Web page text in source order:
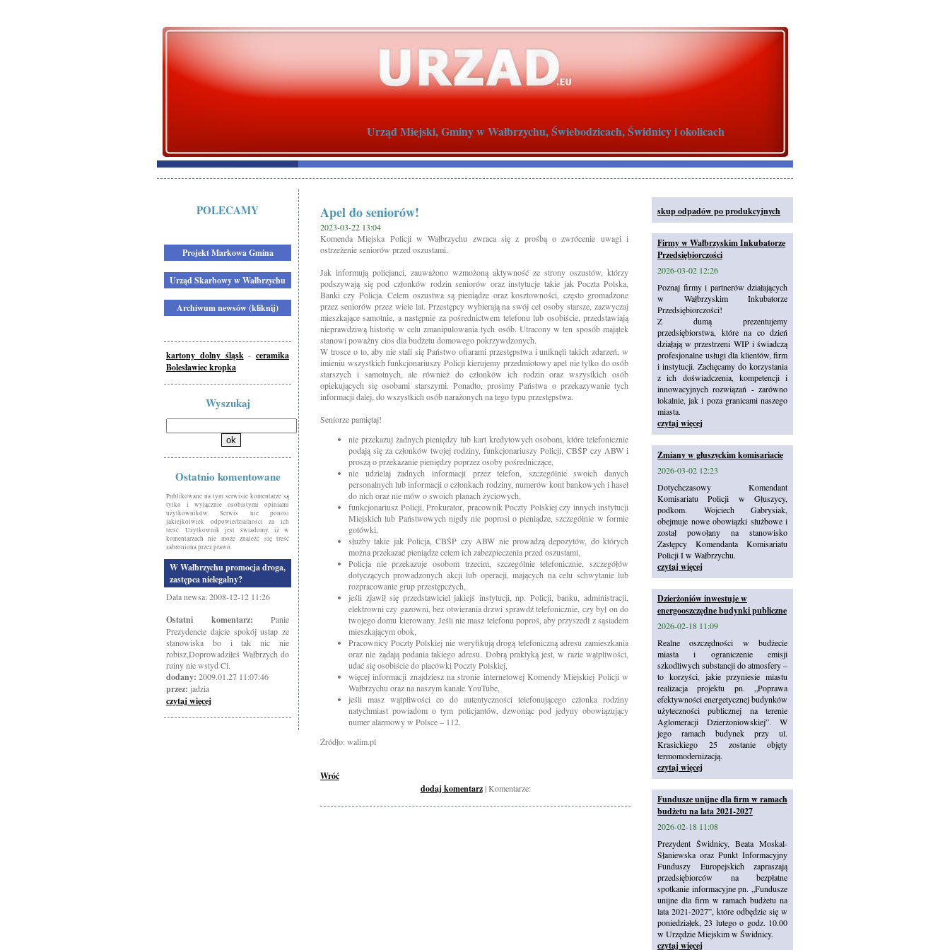
Urząd Miejski, Gminy w Wałbrzychu, Świebodzicach, Świdnicy i okolicach
POLECAMY
Projekt Markowa Gmina
Urząd Skarbowy w Wałbrzychu
Archiwum newsów (kliknij)
kartony dolny śląsk - ceramika
Bolesławiec kropka
Wyszukaj
Ostatnio komentowane
Publikowane na tym serwisie komentarze są
tylko i wyłącznie osobistymi opiniami
użytkowników. Serwis nie ponosi
jakiejkolwiek odpowiedzialności za ich
treść. Użytkownik jest świadomy, iż w
komentarzach nie może znaleźć się treść
zabroniona przez prawo.
W Wałbrzychu promocja droga,
zastępca nielegalny?
Data newsa: 2008-12-12 11:26
Ostatni komentarz: Panie
Prezydencie dajcie spokój ustap ze
stanowiska bo i tak nic nie
robisz,Doprowadziłeś Wałbrzych do
ruiny nie wstyd Ci.
dodany: 2009.01.27 11:07:46
przez: jadzia
czytaj więcej
Apel do seniorów!
2023-03-22 13:04
Komenda Miejska Policji w Wałbrzychu zwraca się z prośbą o zwrócenie uwagi i
ostrzeżenie seniorów przed oszustami.
Jak informują policjanci, zauważono wzmożoną aktywność ze strony oszustów, którzy
podszywają się pod członków rodzin seniorów oraz instytucje takie jak Poczta Polska,
Banki czy Policja. Celem oszustwa są pieniądze oraz kosztowności, często gromadzone
przez seniorów przez wiele lat. Przestępcy wybierają na swój cel osoby starsze, zazwyczaj
mieszkające samotnie, a następnie za pośrednictwem telefonu lub osobiście, przedstawiają
nieprawdziwą historię w celu zmanipulowania tych osób. Utracony w ten sposób majątek
stanowi poważny cios dla budżetu domowego pokrzywdzonych.
W trosce o to, aby nie stali się Państwo ofiarami przestępstwa i uniknęli takich zdarzeń, w
imieniu wszystkich funkcjonariuszy Policji kierujemy przedmiotowy apel nie tylko do osób
starszych i samotnych, ale również do członków ich rodzin oraz wszystkich osób
opiekujących się osobami starszymi. Ponadto, prosimy Państwa o przekazywanie tych
informacji dalej, do wszystkich osób narażonych na tego typu przestępstwa.
Seniorze pamiętaj!
nie przekazuj żadnych pieniędzy lub kart kredytowych osobom, które telefonicznie
podają się za członków twojej rodziny, funkcjonariuszy Policji, CBŚP czy ABW i
proszą o przekazanie pieniędzy poprzez osoby pośredniczące,
nie udzielaj żadnych informacji przez telefon, szczególnie swoich danych
personalnych lub informacji o członkach rodziny, numerów kont bankowych i haseł
do nich oraz nie mów o swoich planach życiowych,
funkcjonariusz Policji, Prokurator, pracownik Poczty Polskiej czy innych instytucji
Miejskich lub Państwowych nigdy nie poprosi o pieniądze, szczególnie w formie
gotówki,
służby takie jak Policja, CBŚP czy ABW nie prowadzą depozytów, do których
można przekazać pieniądze celem ich zabezpieczenia przed oszustami,
Policja nie przekazuje osobom trzecim, szczególnie telefonicznie, szczegółów
dotyczących prowadzonych akcji lub operacji, mających na celu schwytanie lub
rozpracowanie grup przestępczych,
jeśli zjawił się przedstawiciel jakiejś instytucji, np. Policji, banku, administracji,
elektrowni czy gazowni, bez otwierania drzwi sprawdź telefonicznie, czy był on do
twojego domu kierowany. Jeśli nie masz telefonu poproś, aby przyszedł z sąsiadem
mieszkającym obok,
Pracownicy Poczty Polskiej nie weryfikują drogą telefoniczną adresu zamieszkania
oraz nie żądają podania takiego adresu. Dobrą praktyką jest, w razie wątpliwości,
udać się osobiście do placówki Poczty Polskiej,
więcej informacji znajdziesz na stronie internetowej Komendy Miejskiej Policji w
Wałbrzychu oraz na naszym kanale YouTube,
jeśli masz wątpliwości co do autentyczności telefonującego członka rodziny
natychmiast powiadom o tym policjantów, dzwoniąc pod jedyny obowiązujący
numer alarmowy w Polsce – 112.
Źródło: walim.pl
Wróć
dodaj komentarz| Komentarze:
skup odpadów po produkcyjnych
Firmy w Wałbrzyskim Inkubatorze
Przedsiębiorczości
2026-03-02 12:26
Poznaj firmy i partnerów działających
w Wałbrzyskim Inkubatorze
Przedsiębiorczości!
Z dumą prezentujemy
przedsiębiorstwa, które na co dzień
działają w przestrzeni WIP i świadczą
profesjonalne usługi dla klientów, firm
i instytucji. Zachęcamy do korzystania
z ich doświadczenia, kompetencji i
innowacyjnych rozwiązań - zarówno
lokalnie, jak i poza granicami naszego
miasta.
czytaj więcej
Zmiany w głuszyckim komisariacie
2026-03-02 12:23
Dotychczasowy Komendant
Komisariatu Policji w Głuszycy,
podkom. Wojciech Gabrysiak,
obejmuje nowe obowiązki służbowe i
został powołany na stanowisko
Zastępcy Komendanta Komisariatu
Policji I w Wałbrzychu.
czytaj więcej
Dzierżoniów inwestuje w
energooszczędne budynki publiczne
2026-02-18 11:09
Realne oszczędności w budżecie
miasta i ograniczenie emisji
szkodliwych substancji do atmosfery –
to korzyści, jakie przyniesie miastu
realizacja projektu pn. „Poprawa
efektywności energetycznej budynków
użyteczności publicznej na terenie
Aglomeracji Dzierżoniowskiej”. W
jego ramach budynek przy ul.
Krasickiego 25 zostanie objęty
termomodernizacją.
czytaj więcej
Fundusze unijne dla firm w ramach
budżetu na lata 2021-2027
2026-02-18 11:08
Prezydent Świdnicy, Beata Moskal-
Słaniewska oraz Punkt Informacyjny
Funduszy Europejskich zapraszają
przedsiębiorców na bezpłatne
spotkanie informacyjne pn. „Fundusze
unijne dla firm w ramach budżetu na
lata 2021-2027”, które odbędzie się w
poniedziałek, 23 lutego o godz. 10.00
w Urzędzie Miejskim w Świdnicy.
czytaj więcej